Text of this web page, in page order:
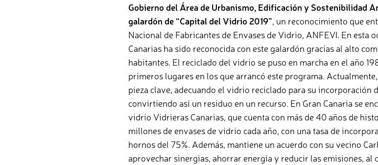
Gobierno del Área de Urbanismo, Edificación y Sostenibilidad
galardón de “Capital del Vidrio 2019”, un reconocimiento que
Nacional de Fabricantes de Envases de Vidrio, ANFEVI. En esta
Canarias ha sido reconocida con este galardón gracias al alto
habitantes. El reciclado del vidrio se puso en marcha en el año
primeros lugares en los que arrancó este programa.
pieza clave, adecuando el vidrio reciclado para su incorporación
convirtiendo así un residuo en un recurso. En Gran Canaria se
vidrio Vidrieras Canarias, que cuenta con más de 40 años de
millones de envases de vidrio cada año, con una tasa de
hornos del 75%. Además, mantiene un acuerdo con su vecino
aprovechar sinergias, ahorrar energía y reducir las emisiones, al